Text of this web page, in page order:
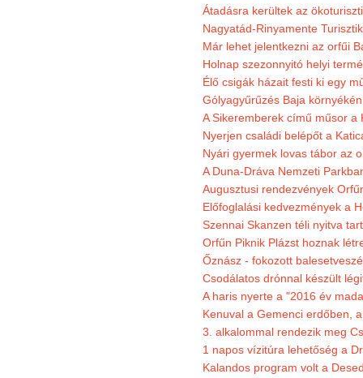
Átadásra kerültek az
Nagyatád-Rinyamente
Már lehet jelentkezni az orfűi
Holnap szezonnyitó helyi
Élő csigák házait festi ki egy
Gólyagyűrűzés Baja
A Sikeremberek című műsor a
Nyerjen családi belépőt a
Nyári gyermek lovas tábor az
A Duna-Dráva Nemzeti
Augusztusi rendezvények
Előfoglalási kedvezmények a
Szennai Skanzen téli nyitva
Orfűn Piknik Plázst hoznak
Őznász - fokozott
Csodálatos drónnal készült
A haris nyerte a "2016 év
Kenuval a Gemenci erdőben,
3. alkalommal rendezik meg
1 napos vízitúra lehetőség a
Kalandos program volt a